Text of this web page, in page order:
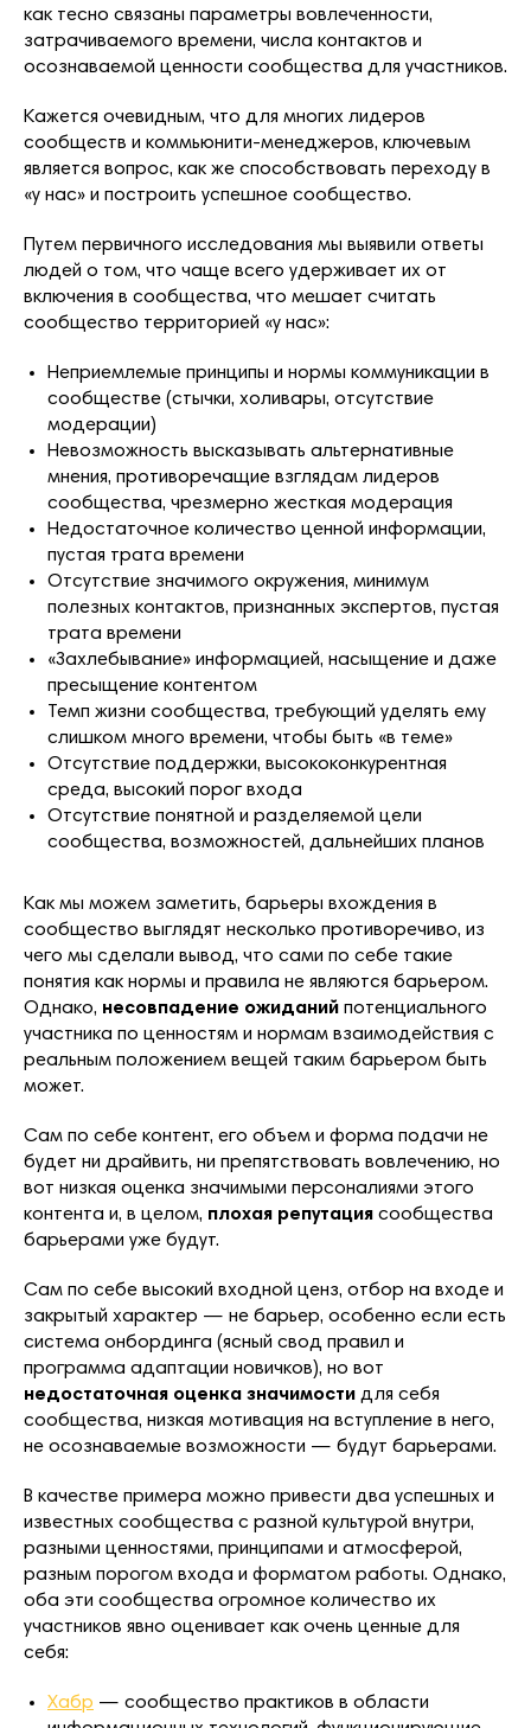
как тесно связаны параметры вовлеченности,
затрачиваемого времени, числа контактов и
осознаваемой ценности сообщества для участников.
Кажется очевидным, что для многих лидеров
сообществ и коммьюнити-менеджеров, ключевым
является вопрос, как же способствовать переходу в
«у нас» и построить успешное сообщество.
Путем первичного исследования мы выявили ответы
людей о том, что чаще всего удерживает их от
включения в сообщества, что мешает считать
сообщество территорией «у нас»:
Неприемлемые принципы и нормы коммуникации в
сообществе (стычки, холивары, отсутствие
модерации)
Невозможность высказывать альтернативные
мнения, противоречащие взглядам лидеров
сообщества, чрезмерно жесткая модерация
Недостаточное количество ценной информации,
пустая трата времени
Отсутствие значимого окружения, минимум
полезных контактов, признанных экспертов, пустая
трата времени
«Захлебывание» информацией, насыщение и даже
пресыщение контентом
Темп жизни сообщества, требующий уделять ему
слишком много времени, чтобы быть «в теме»
Отсутствие поддержки, высококонкурентная
среда, высокий порог входа
Отсутствие понятной и разделяемой цели
сообщества, возможностей, дальнейших планов
Как мы можем заметить, барьеры вхождения в
сообщество выглядят несколько противоречиво, из
чего мы сделали вывод, что сами по себе такие
понятия как нормы и правила не являются барьером.
Однако, несовпадение ожиданий потенциального
участника по ценностям и нормам взаимодействия с
реальным положением вещей таким барьером быть
может.
Сам по себе контент, его объем и форма подачи не
будет ни драйвить, ни препятствовать вовлечению, но
вот низкая оценка значимыми персоналиями этого
контента и, в целом, плохая репутация сообщества
барьерами уже будут.
Сам по себе высокий входной ценз, отбор на входе и
закрытый характер — не барьер, особенно если есть
система онбординга (ясный свод правил и
программа адаптации новичков), но вот
недостаточная оценка значимости для себя
сообщества, низкая мотивация на вступление в него,
не осознаваемые возможности — будут барьерами.
В качестве примера можно привести два успешных и
известных сообщества с разной культурой внутри,
разными ценностями, принципами и атмосферой,
разным порогом входа и форматом работы. Однако,
оба эти сообщества огромное количество их
участников явно оценивает как очень ценные для
себя:
Хабр — сообщество практиков в области